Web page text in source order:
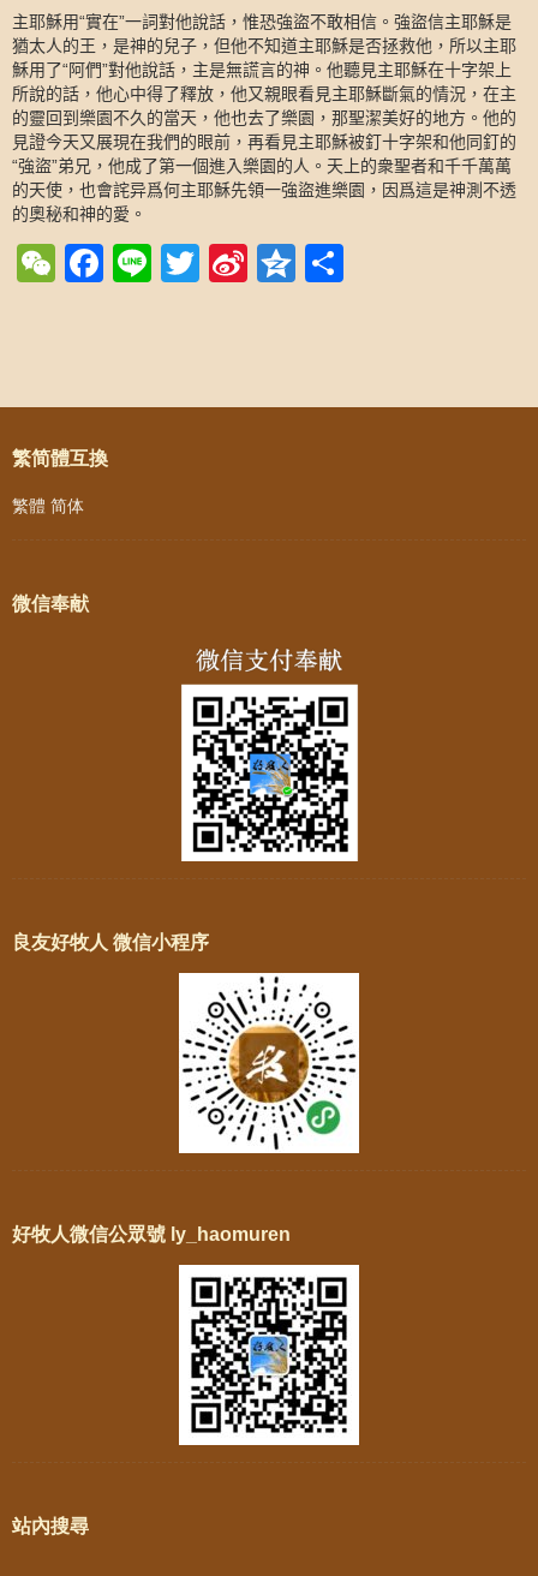
主耶穌用“實在”一詞對他說話，惟恐強盜不敢相信。強盜信主耶穌是
猶太人的王，是神的兒子，但他不知道主耶穌是否拯救他，所以主耶
穌用了“阿們”對他說話，主是無謊言的神。他聽見主耶穌在十字架上
所說的話，他心中得了釋放，他又親眼看見主耶穌斷氣的情況，在主
的靈回到樂園不久的當天，他也去了樂園，那聖潔美好的地方。他的
見證今天又展現在我們的眼前，再看見主耶穌被釘十字架和他同釘的
“強盜”弟兄，他成了第一個進入樂園的人。天上的衆聖者和千千萬萬
的天使，也會詫异爲何主耶穌先領一強盜進樂園，因爲這是神測不透
的奧秘和神的愛。
WeChat
Facebook
LineTwitter
SinaQzone
Post navigation
繁简體互換
繁體 简体
微信奉献
良友好牧人 微信小程序
好牧人微信公眾號 ly_haomuren
站內搜尋